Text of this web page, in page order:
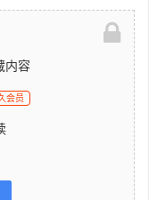
内容
会员